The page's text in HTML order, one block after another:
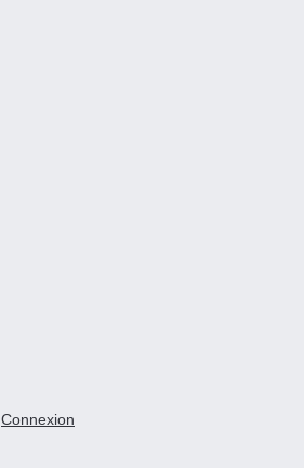
Connexion